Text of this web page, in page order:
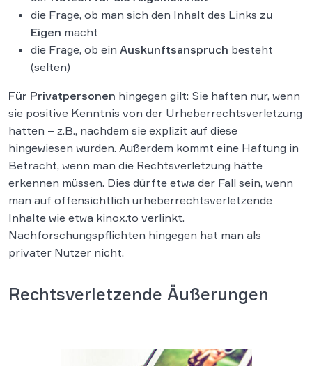
die Frage, ob man sich den Inhalt des Links zu
Eigen macht
die Frage, ob ein Auskunftsanspruch besteht
(selten)
Für Privatpersonen hingegen gilt: Sie haften nur, wenn
sie positive Kenntnis von der Urheberrechtsverletzung
hatten – z.B., nachdem sie explizit auf diese
hingewiesen wurden. Außerdem kommt eine Haftung in
Betracht, wenn man die Rechtsverletzung hätte
erkennen müssen. Dies dürfte etwa der Fall sein, wenn
man auf offensichtlich urheberrechtsverletzende
Inhalte wie etwa kinox.to verlinkt.
Nachforschungspflichten hingegen hat man als
privater Nutzer nicht.
Rechtsverletzende Äußerungen